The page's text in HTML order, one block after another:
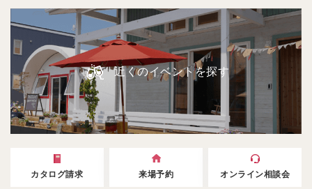
近くのイベントを探す
カタログ請求 来場予約 オンライン相談会